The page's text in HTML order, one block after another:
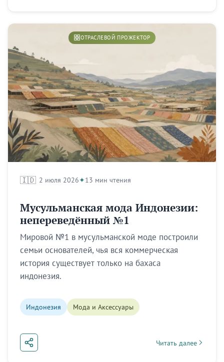
ОТРАСЛЕВОЙ ПРОЖЕКТОР
🇮🇩 2 июля 2026 13 мин чтения
Мусульманская мода Индонезии:
непереведённый №1
Мировой №1 в мусульманской моде построили
семьи основателей, чья вся коммерческая
история существует только на бахаса
индонезия.
Индонезия Мода и Аксессуары
Читать далее
about